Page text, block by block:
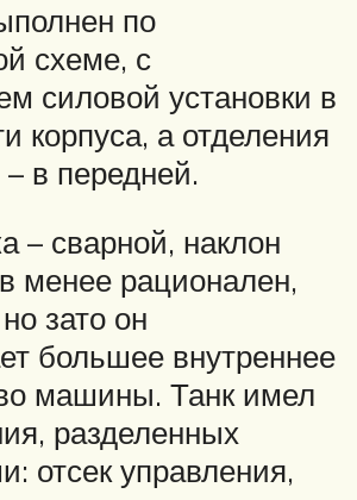
по
схеме, с
силовой установки в
корпуса, а отделения
в передней.
– сварной, наклон
менее рационален,
зато он
большее внутреннее
машины. Танк имел
разделенных
отсек управления,